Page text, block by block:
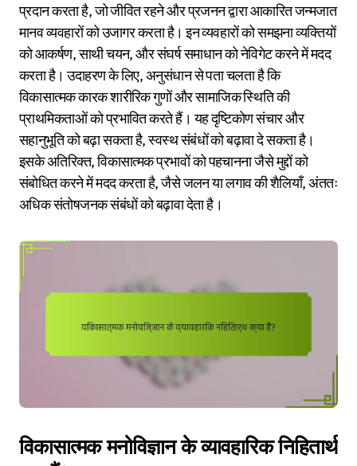
प्रदान करता है, जो जीवित रहने और प्रजनन द्वारा आकारित जन्मजात
मानव व्यवहारों को उजागर करता है। इन व्यवहारों को समझना व्यक्तियों
को आकर्षण, साथी चयन, और संघर्ष समाधान को नेविगेट करने में मदद
करता है। उदाहरण के लिए, अनुसंधान से पता चलता है कि
विकासात्मक कारक शारीरिक गुणों और सामाजिक स्थिति की
प्राथमिकताओं को प्रभावित करते हैं। यह दृष्टिकोण संचार और
सहानुभूति को बढ़ा सकता है, स्वस्थ संबंधों को बढ़ावा दे सकता है।
इसके अतिरिक्त, विकासात्मक प्रभावों को पहचानना जैसे मुद्दों को
संबोधित करने में मदद करता है, जैसे जलन या लगाव की शैलियाँ, अंततः
अधिक संतोषजनक संबंधों को बढ़ावा देता है।
विकासात्मक मनोविज्ञान के व्यावहारिक निहितार्थ